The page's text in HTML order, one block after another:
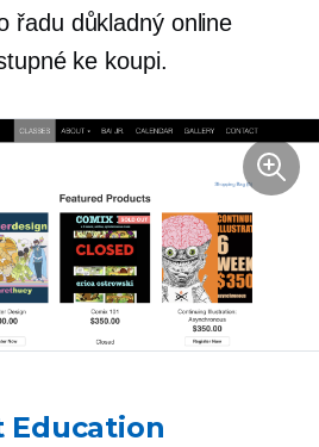
řadu důkladnýonline
ke koupi.
Education